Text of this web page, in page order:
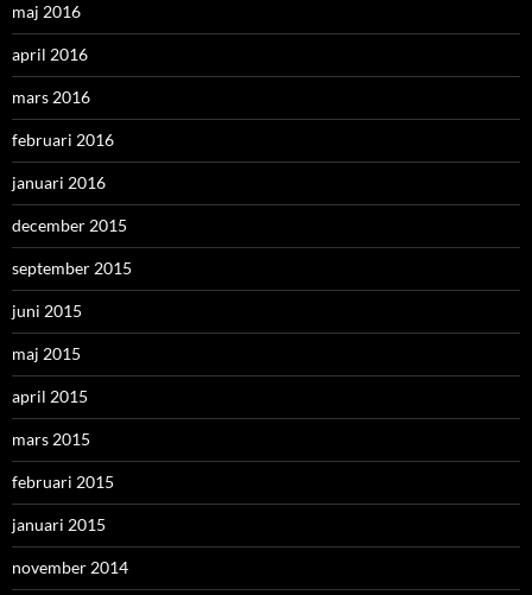
maj 2016
april 2016
mars 2016
februari 2016
januari 2016
december 2015
september 2015
juni 2015
maj 2015
april 2015
mars 2015
februari 2015
januari 2015
november 2014